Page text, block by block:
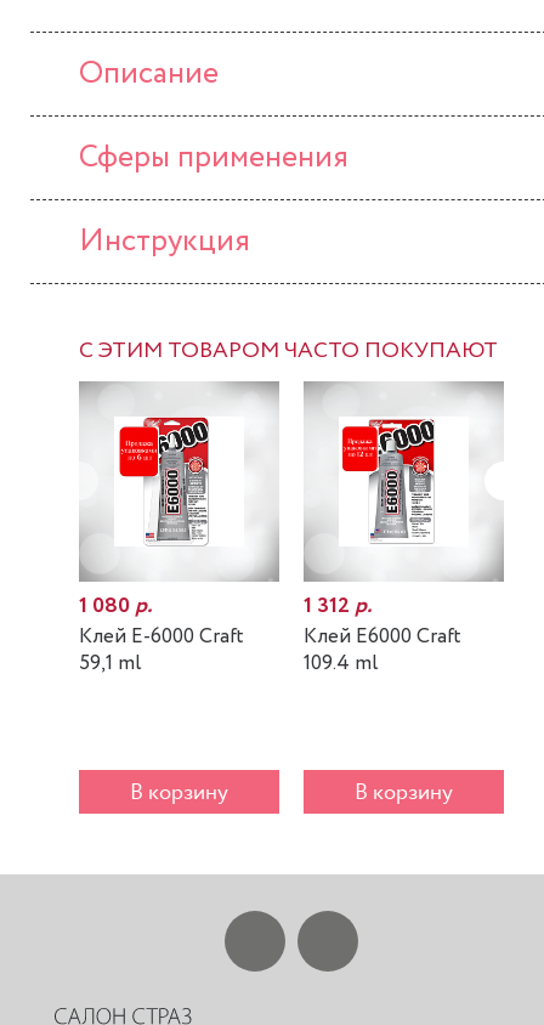
Описание
Сферы применения
Инструкция
С ЭТИМ ТОВАРОМ ЧАСТО ПОКУПАЮТ
1 080р.
Клей E-6000 Craft
59,1 ml
В корзину
1 312р.
Клей E6000 Craft
109.4 ml
В корзину